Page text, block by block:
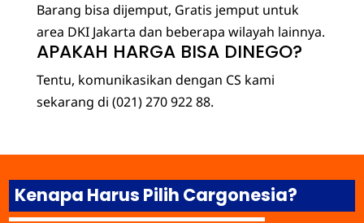
Barang bisa dijemput, Gratis jemput untuk
area DKI Jakarta dan beberapa wilayah lainnya.
APAKAH HARGA BISA DINEGO?
Tentu, komunikasikan dengan CS kami
sekarang di (021) 270 922 88.
Kenapa Harus Pilih Cargonesia?